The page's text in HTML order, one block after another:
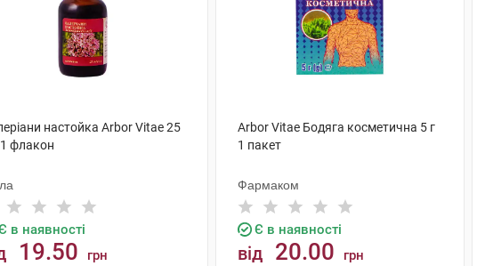
настойка Arbor Vitae 25
флакон
в наявності
19.50 грн
Arbor Vitae Бодяга косметична 5 г
1 пакет
Фармаком
Є в наявності
від 20.00 грн